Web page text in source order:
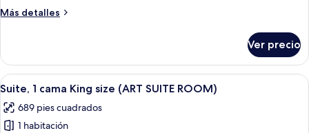
Más detalles
Más
Beach
Cottage
Ver precio
Abrir
todas
las
fotos
Minibar, caja de seguridad en la
23
Suite, 1 cama King size (ART SUITE ROOM)
689 pies cuadrados
1 habitación